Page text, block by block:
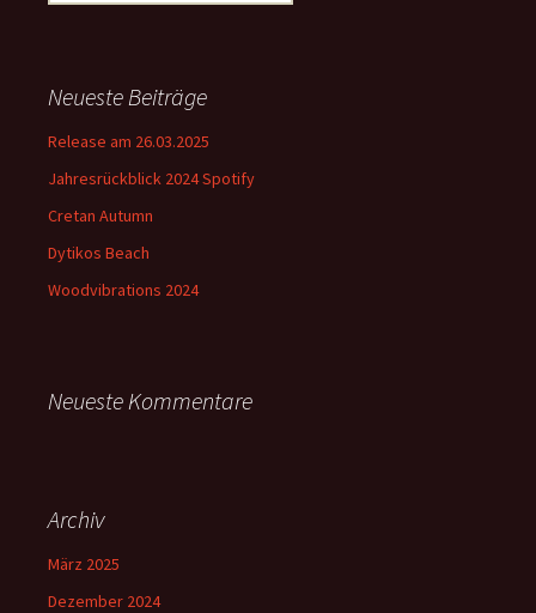
Neueste Beiträge
Release am 26.03.2025
Jahresrückblick 2024 Spotify
Cretan Autumn
Dytikos Beach
Woodvibrations 2024
Neueste Kommentare
Archiv
März 2025
Dezember 2024